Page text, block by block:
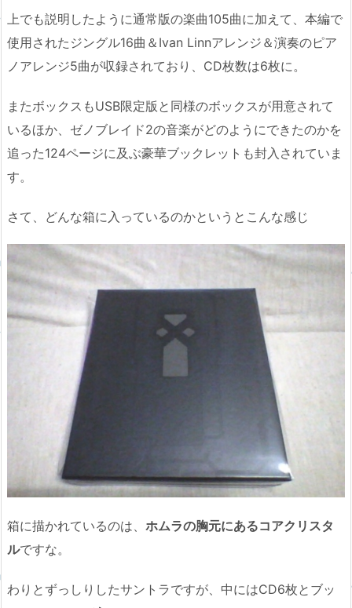
上でも説明したように通常版の楽曲105曲に加えて、本編で
使用されたジングル16曲＆Ivan Linnアレンジ＆演奏のピア
ノアレンジ5曲が収録されており、CD枚数は6枚に。
またボックスもUSB限定版と同様のボックスが用意されて
いるほか、ゼノブレイド2の音楽がどのようにできたのかを
追った124ページに及ぶ豪華ブックレットも封入されていま
す。
さて、どんな箱に入っているのかというとこんな感じ
箱に描かれているのは、 ホムラの胸元にあるコアクリスタ
ルですな。
わりとずっしりしたサントラですが、中にはCD6枚とブッ